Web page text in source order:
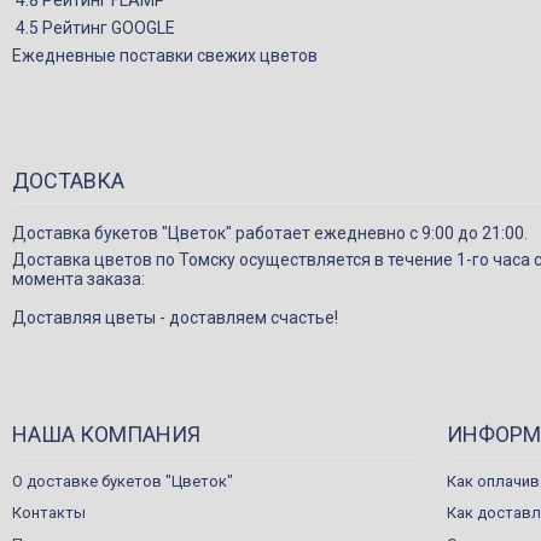
4.5 Рейтинг GOOGLE
Ежедневные поставки свежих цветов
ДОСТАВКА
Доставка букетов "Цветок" работает ежедневно с 9:00 до 21:00.
Доставка цветов по Томску осуществляется в течение 1-го часа с
момента заказа:
Доставляя цветы - доставляем счастье!
НАША КОМПАНИЯ
О доставке букетов "Цветок"
Контакты
Как
Как